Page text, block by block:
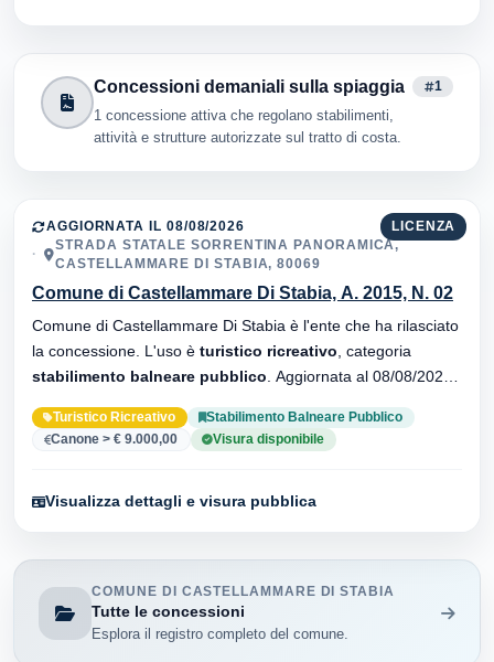
Concessioni demaniali sulla spiaggia
1 concessione attiva che regolano stabilimenti,
attività e strutture autorizzate sul tratto di costa.
1
LICENZA
AGGIORNATA IL 08/08/2026
STRADA STATALE SORRENTINA PANORAMICA,
CASTELLAMMARE DI STABIA, 80069
Comune di Castellammare Di Stabia, A. 2015, N. 02
Comune di Castellammare Di Stabia è l'ente che ha rilasciato
la concessione. L'uso è turistico ricreativo , categoria
stabilimento balneare pubblico
Turistico Ricreativo
Stabilimento Balneare Pubblico
Canone > € 9.000,00
Visura disponibile
Visualizza dettagli e visura pubblica
COMUNE DI CASTELLAMMARE DI STABIA
Tutte le concessioni
Esplora il registro completo del comune.